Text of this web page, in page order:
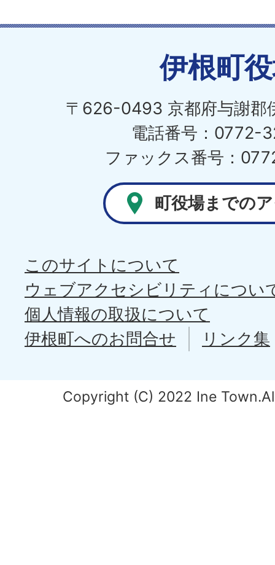
伊根町
〒626-0493 京都府与謝郡
電話番号：0772-
ファックス番号：
町役場までの
このサイトについて
ウェブアクセシビリティについ
個人情報の取扱について
伊根町へのお問合せ
リンク集
Copyright (C) 2022 Ine